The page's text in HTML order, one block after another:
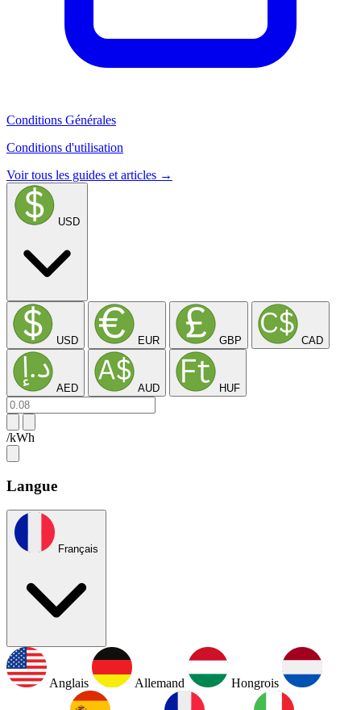
Conditions Générales
Conditions d'utilisation
Voir tous les guides et articles →
USD
USD EUR GBP CAD
AED AUD HUF
/kWh
Langue
Français
Anglais Allemand Hongrois